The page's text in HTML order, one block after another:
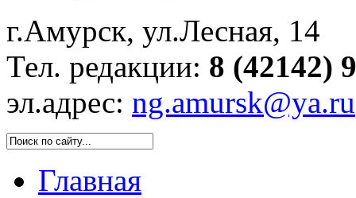
г.Амурск, ул.Лесная, 14
Тел. редакции: 8 (42142)
эл.адрес: ng.amursk@ya.ru
Главная